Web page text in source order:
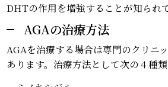
DHTの作用を増強することが知られて
AGAの治療方法
AGAを治療する場合は専門のクリニ
あります。治療方法として次の４種類